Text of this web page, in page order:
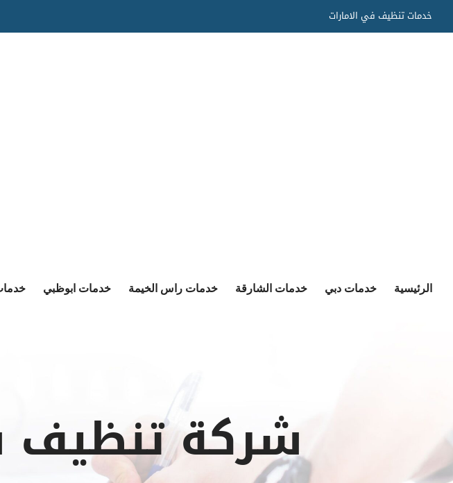
to
خدمات تنظيف في الامارات
الرئيسية خدمات دبي خدمات الشارقة خدمات راس الخيمة خدمات ابوظبي
شركة تنظيف